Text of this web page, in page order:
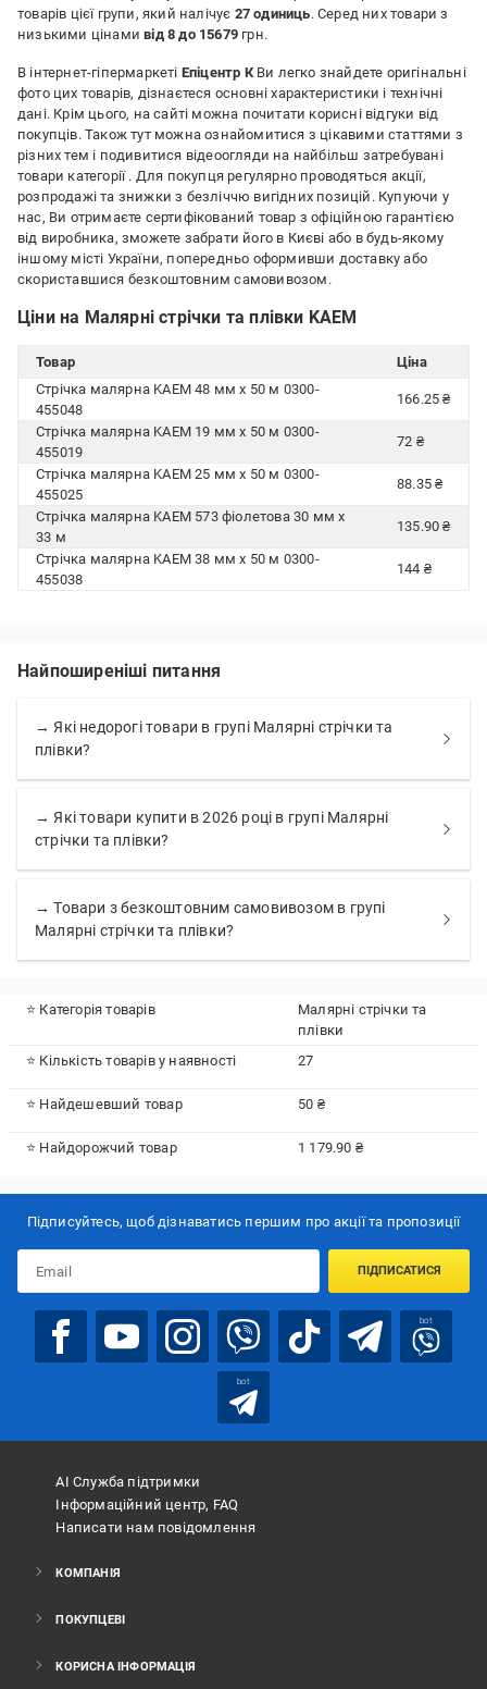
товарів цієї групи, який налічує 27 одиниць. Серед них товари з
низькими цінамивід 8 до 15679 грн.
В інтернет-гіпермаркеті Епіцентр КВи легко знайдете оригінальні
фото цих товарів, дізнаєтеся основні характеристики і технічні
дані. Крім цього, на сайті можна почитати корисні відгуки від
покупців. Також тут можна ознайомитися з цікавими статтями з
різних тем і подивитися відеоогляди на найбільш затребувані
товари категорії . Для покупця регулярно проводяться акції,
розпродажі та знижки з безліччю вигідних позицій. Купуючи у
нас, Ви отримаєте сертифікований товар з офіційною гарантією
від виробника, зможете забрати його в Києві або в будь-якому
іншому місті України, попередньо оформивши доставку або
скориставшися безкоштовним самовивозом.
Ціни на Малярні стрічки та плівки KAEM
Товар
Ціна
Стрічка малярна KAEM 48 мм x 50 м 0300-
455048
166.25 ₴
Стрічка малярна KAEM 19 мм x 50 м 0300-
455019
72 ₴
Стрічка малярна KAEM 25 мм x 50 м 0300-
455025
88.35 ₴
Стрічка малярна KAEM 573 фіолетова 30 мм x
33 м
135.90 ₴
Стрічка малярна KAEM 38 мм x 50 м 0300-
455038
144 ₴
Найпоширеніші питання
→ Які недорогі товари в групі Малярні стрічки та
плівки?
→ Які товари купити в 2026 році в групі Малярні
стрічки та плівки?
→ Товари з безкоштовним самовивозом в групі
Малярні стрічки та плівки?
⭐ Категорія товарів
Малярні стрічки та
плівки
⭐ Кількість товарів у наявності
27
⭐ Найдешевший товар 50 ₴
⭐ Найдорожчий товар 1 179.90 ₴
Підписуйтесь, щоб дізнаватись першим про акції та пропозиції
ПІДПИСАТИСЯ
bot
bot
АІ Служба підтримки
Інформаційний центр, FAQ
Написати нам повідомлення
КОМПАНІЯ
ПОКУПЦЕВІ
КОРИСНА ІНФОРМАЦІЯ